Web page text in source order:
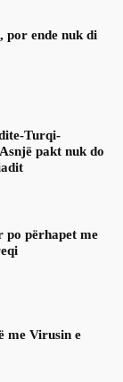
por ende nuk di
Turqi-
pakt nuk do
përhapet me
me Virusin e